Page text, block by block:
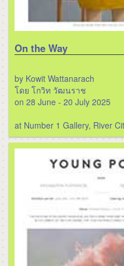
On the Way
by Kowit Wattanarach
โดย โกวิท วัฒนราช
on 28 June - 20 July 2025
at Number 1 Gallery, River